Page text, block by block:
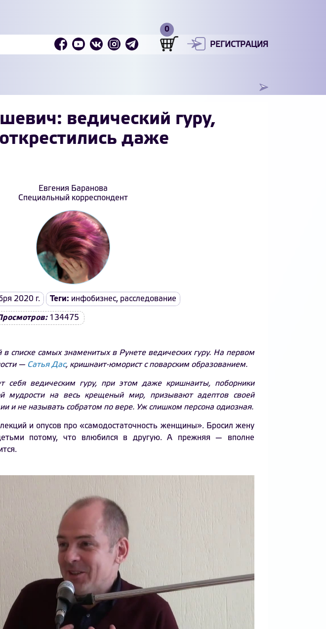
РЕГИСТРАЦИЯ
ведический гуру,
даже
Евгения Баранова
Специальный корреспондент
2020 г. Теги: инфобизнес, расследование
134475
списке самых знаменитых в Рунете ведических гуру. На первом
— Сатья Дас, кришнаит-юморист с поварским образованием.
себя ведическим гуру, при этом даже кришнаиты, поборники
мудрости на весь крещеный мир, призывают адептов своей
и не называть собратом по вере. Уж слишком персона одиозная.
и опусов про «самодостаточность женщины». Бросил жену
потому, что влюбился в другую. А прежняя — вполне